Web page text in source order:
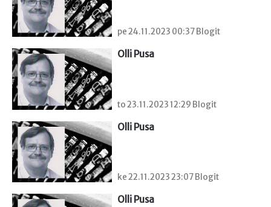
pe 24.11.2023 00:37 Blogit
Olli Pusa
to 23.11.2023 12:29 Blogit
Olli Pusa
ke 22.11.2023 23:07 Blogit
Olli Pusa